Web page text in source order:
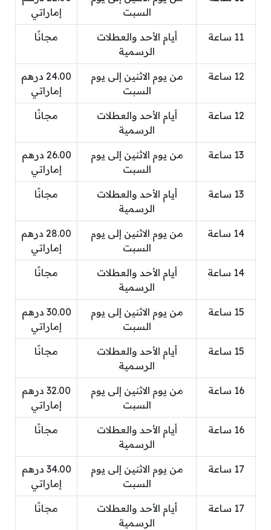
السبت
إماراتي
11 ساعة
أيام الأحد والعطلات
الرسمية
مجانًا
12 ساعة
من يوم الاثنين إلى يوم
السبت
24.00 درهم
إماراتي
12 ساعة
أيام الأحد والعطلات
الرسمية
مجانًا
13 ساعة
من يوم الاثنين إلى يوم
السبت
26.00 درهم
إماراتي
13 ساعة
أيام الأحد والعطلات
الرسمية
مجانًا
14 ساعة
من يوم الاثنين إلى يوم
السبت
28.00 درهم
إماراتي
14 ساعة
أيام الأحد والعطلات
الرسمية
مجانًا
15 ساعة
من يوم الاثنين إلى يوم
السبت
30.00 درهم
إماراتي
15 ساعة
أيام الأحد والعطلات
الرسمية
مجانًا
16 ساعة
من يوم الاثنين إلى يوم
السبت
32.00 درهم
إماراتي
16 ساعة
أيام الأحد والعطلات
الرسمية
مجانًا
17 ساعة
من يوم الاثنين إلى يوم
السبت
34.00 درهم
إماراتي
17 ساعة
أيام الأحد والعطلات
الرسمية
مجانًا